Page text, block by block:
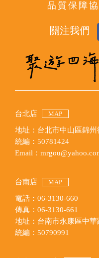
品質保障
關注我們
台北店 MAP
地址：台北市中山區錦州
統編：50781424
Email：
台南店 MAP
電話：06-3130-660
傳真：06-3130-661
地址：台南市永康區中華
統編：50790991